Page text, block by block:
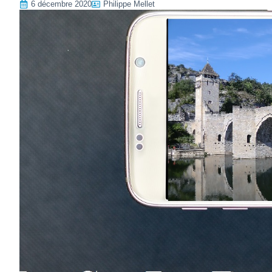
6 décembre 2020 Philippe Mellet